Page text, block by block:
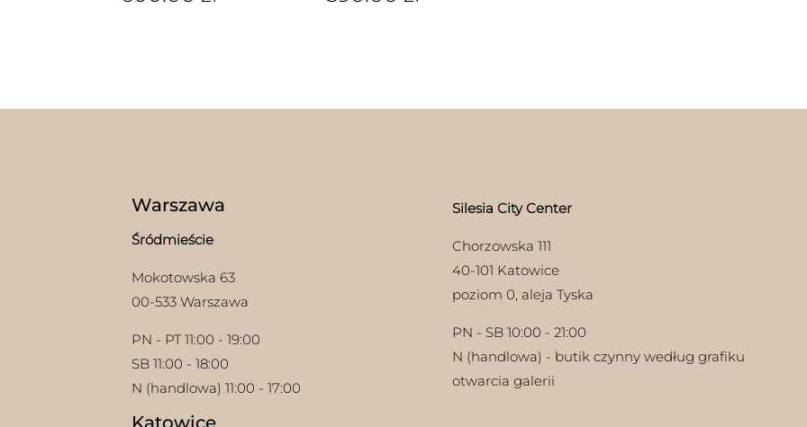
Warszawa
Śródmieście
Mokotowska 63
00-533 Warszawa
PN - PT 11:00 - 19:00
SB 11:00 - 18:00
N (handlowa) 11:00 - 17:00
Katowice
Silesia City Center
Chorzowska 111
40-101 Katowice
poziom 0, aleja Tyska
PN - SB 10:00 - 21:00
N (handlowa) - butik czynny według grafiku
otwarcia galerii